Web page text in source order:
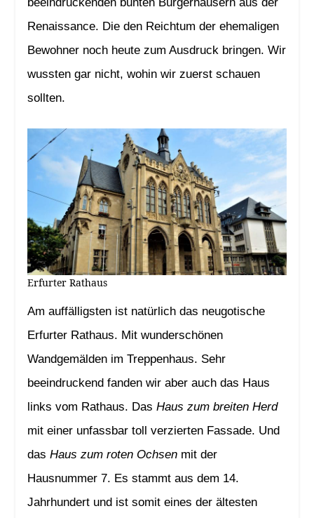
beeindruckenden bunten Bürgerhäusern aus der
Renaissance. Die den Reichtum der ehemaligen
Bewohner noch heute zum Ausdruck bringen. Wir
wussten gar nicht, wohin wir zuerst schauen
sollten.
Erfurter Rathaus
Am auffälligsten ist natürlich das neugotische
Erfurter Rathaus. Mit wunderschönen
Wandgemälden im Treppenhaus. Sehr
beeindruckend fanden wir aber auch das Haus
links vom Rathaus. Das Haus zum breiten Herd
mit einer unfassbar toll verzierten Fassade. Und
das Haus zum roten Ochsenmit der
Hausnummer 7. Es stammt aus dem 14.
Jahrhundert und ist somit eines der ältesten